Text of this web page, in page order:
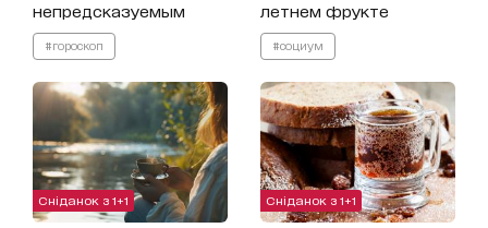
непредсказуемым
#гороскоп
летнем фрукте
#социум
Сніданок з 1+1 Сніданок з 1+1